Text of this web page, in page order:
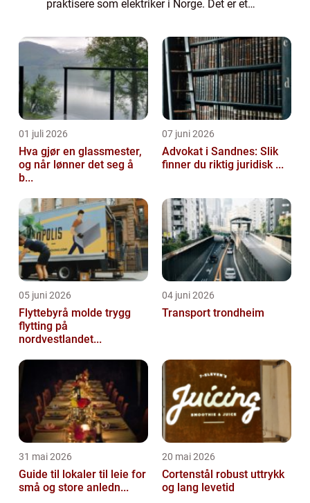
praktisere som elektriker i Norge. Det er et
gjennomført nødvendig opplæring og...
01 juli 2026
Hva gjør en glassmester,
og når lønner det seg å
b...
07 juni 2026
Advokat i Sandnes: Slik
finner du riktig juridisk ...
05 juni 2026
Flyttebyrå molde trygg
flytting på
nordvestlandet...
04 juni 2026
Transport trondheim
31 mai 2026
Guide til lokaler til leie for
små og store anledn...
20 mai 2026
Cortenstål robust uttrykk
og lang levetid